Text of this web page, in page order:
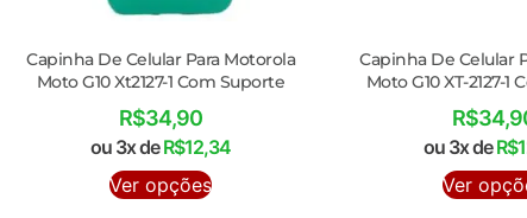
Capinha De Celular Para Motorola
Moto G10 Xt2127-1 Com Suporte
R$34,90
ou 3x deR$12,34
Ver opções
Capinha De Celular
Moto G10 XT-2127-1
R$
ou 3x deR$
Ver